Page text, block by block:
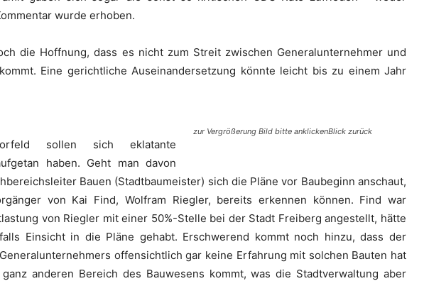
wurde erhoben.
die Hoffnung, dass es nicht zum Streit zwischen Generalunternehmer und
Eine gerichtliche Auseinandersetzung könnte leicht bis zu einem Jahr
zur Vergrößerung Bild bitte anklickenBlick zurück
sollen sich eklatante
haben. Geht man davon
Bauen (Stadtbaumeister) sich die Pläne vor Baubeginn anschaut,
von Kai Find, Wolfram Riegler, bereits erkennen können. Find war
von Riegler mit einer 50%-Stelle bei der Stadt Freiberg angestellt, hätte
Einsicht in die Pläne gehabt. Erschwerend kommt noch hinzu, dass der
offensichtlich gar keine Erfahrung mit solchen Bauten hat
anderen Bereich des Bauwesens kommt, was die Stadtverwaltung aber